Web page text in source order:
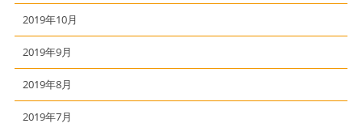
2019年10月
2019年9月
2019年8月
2019年7月